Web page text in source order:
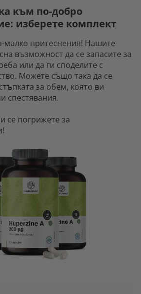
към по-добро
изберете комплект
малко притеснения! Нашите
възможност да се запасите за
или да ги споделите с
Можете също така да се
за обем, която ви
спестявания.
се погрижете за